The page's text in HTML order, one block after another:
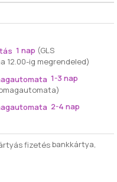
1 nap (GLS
12.00-ig megrendeled)
1-3 nap
2-4 nap
bankkártya,